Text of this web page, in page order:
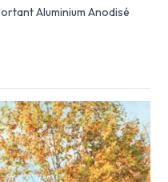
Aluminium Anodisé